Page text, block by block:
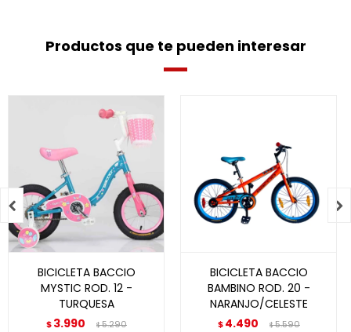
Productos que te pueden interesar
BICICLETA BACCIO
MYSTIC ROD. 12 -
TURQUESA
$ 3.990 $5.290
BICICLETA BACCIO
BAMBINO ROD. 20 -
NARANJO/CELESTE
$ 4.490 $5.590
 